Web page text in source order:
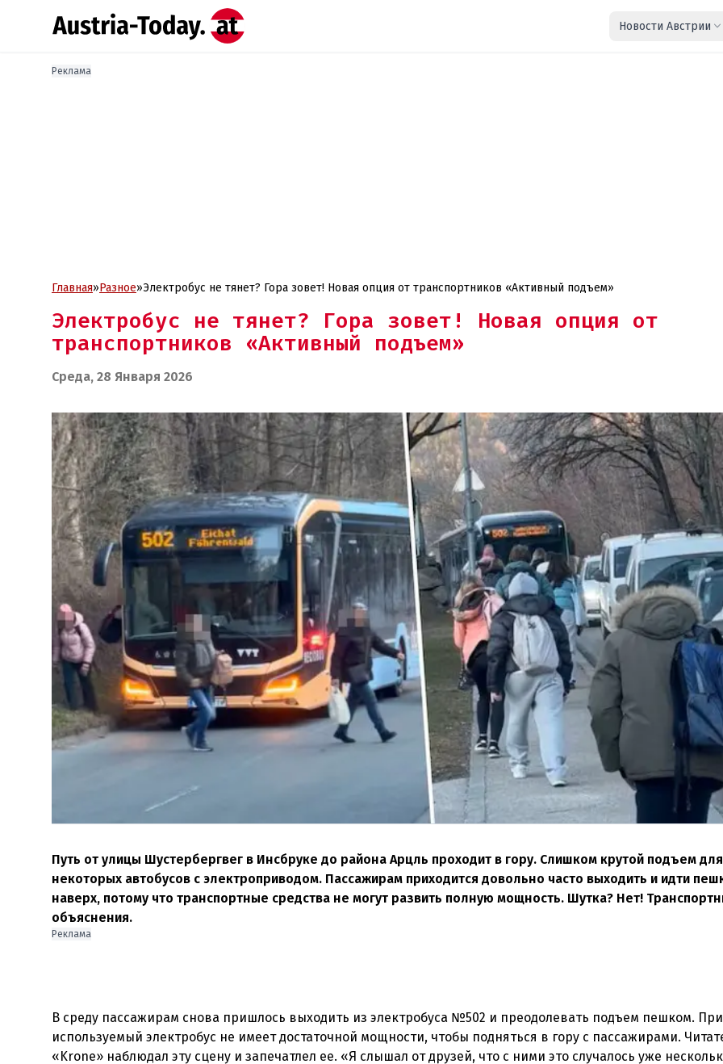
Новости Австрии
Реклама
Главная»Разное»Электробус не тянет? Гора зовет! Новая опция от транспортников «Активный подъем»
Электробус не тянет? Гора зовет! Новая опция от
транспортников «Активный подъем»
Среда, 28 Января 2026
Путь от улицы Шустербергвег в Инсбруке до района Арцль проходит в гору. Слишком крутой подъем для
некоторых автобусов с электроприводом. Пассажирам приходится довольно часто выходить и идти
наверх, потому что транспортные средства не могут развить полную мощность. Шутка? Нет!
объяснения.
Реклама
В среду пассажирам снова пришлось выходить из электробуса №502 и преодолевать подъем пешком.
используемый электробус не имеет достаточной мощности, чтобы подняться в гору с пассажирами.
«Krone» наблюдал эту сцену и запечатлел ее. «Я слышал от друзей, что с ними это случалось уже